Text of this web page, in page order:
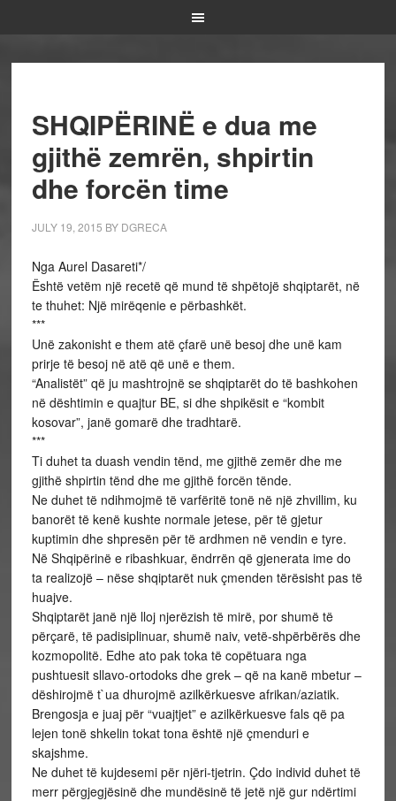
SHQIPËRINË e dua me
gjithë zemrën, shpirtin
dhe forcën time
JULY 19, 2015 BY DGRECA
Nga Aurel Dasareti*/
Është vetëm një recetë që mund të shpëtojë shqiptarët, në
te thuhet: Një mirëqenie e përbashkët.
***
Unë zakonisht e them atë çfarë unë besoj dhe unë kam
prirje të besoj në atë që unë e them.
“Analistët” që ju mashtrojnë se shqiptarët do të bashkohen
në dështimin e quajtur BE, si dhe shpikësit e “kombit
kosovar”, janë gomarë dhe tradhtarë.
***
Ti duhet ta duash vendin tënd, me gjithë zemër dhe me
gjithë shpirtin tënd dhe me gjithë forcën tënde.
Ne duhet të ndihmojmë të varfëritë tonë në një zhvillim, ku
banorët të kenë kushte normale jetese, për të gjetur
kuptimin dhe shpresën për të ardhmen në vendin e tyre.
Në Shqipërinë e ribashkuar, ëndrrën që gjenerata ime do
ta realizojë – nëse shqiptarët nuk çmenden tërësisht pas të
huajve.
Shqiptarët janë një lloj njerëzish të mirë, por shumë të
përçarë, të padisiplinuar, shumë naiv, vetë-shpërbërës dhe
kozmopolitë. Edhe ato pak toka të copëtuara nga
pushtuesit sllavo-ortodoks dhe grek – që na kanë mbetur –
dëshirojmë t`ua dhurojmë azilkërkuesve afrikan/aziatik.
Brengosja e juaj për “vuajtjet” e azilkërkuesve fals që pa
lejen tonë shkelin tokat tona është një çmenduri e
skajshme.
Ne duhet të kujdesemi për njëri-tjetrin. Çdo individ duhet të
merr përgjegjësinë dhe mundësinë të jetë një gur ndërtimi